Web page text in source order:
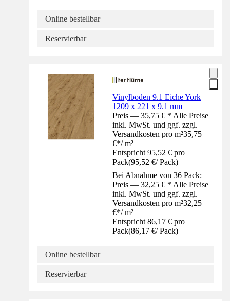
Online bestellbar
Reservierbar
Vinylboden 9.1 Eiche York
1209 x 221 x 9.1 mm
Preis — 35,75 € * Alle Preise
inkl. MwSt. und ggf. zzgl.
Versandkosten pro m²35,75
€*/ m²
Entspricht 95,52 € pro
Pack(95,52 €/ Pack)
Bei Abnahme von 36 Pack:
Preis — 32,25 € * Alle Preise
inkl. MwSt. und ggf. zzgl.
Versandkosten pro m²32,25
€*/ m²
Entspricht 86,17 € pro
Pack(86,17 €/ Pack)
Online bestellbar
Reservierbar